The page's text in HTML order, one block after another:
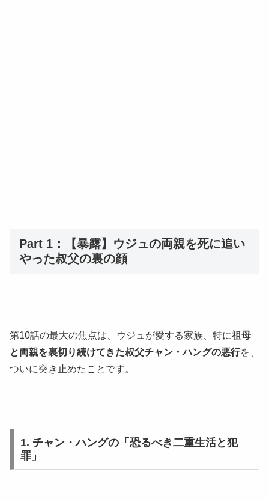
Part 1：【暴露】ウジュの両親を死に追い
やった叔父の裏の顔
第10話の最大の焦点は、ウジュが愛する家族、特に祖母
と両親を裏切り続けてきた叔父チャン・ハングの悪行を、
ついに突き止めたことです。
1. チャン・ハングの「恐るべき二重生活と犯
罪」